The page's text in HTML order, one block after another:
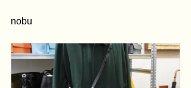
nobu